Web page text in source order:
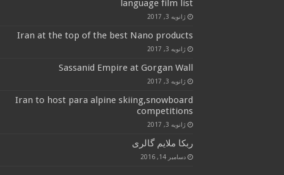
language film list
ژانویه 3, 2017
Iran at the top of the best Nano products
ژانویه 3, 2017
Sassanid Empire at Gorgan Wall
ژانویه 3, 2017
Iran to host para alpine skiing,snowboard
competitions
ژانویه 3, 2017
ربکا ملایم گالری
دسامبر 14, 2016